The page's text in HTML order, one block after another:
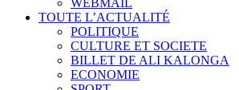
WEBMAIL
TOUTE L’ACTUALITÉ
POLITIQUE
CULTURE ET SOCIETE
BILLET DE ALI KALONGA
ECONOMIE